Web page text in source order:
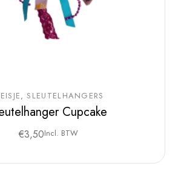
SLEUTELHANGERS
Cupcake
€3,50Incl. BTW